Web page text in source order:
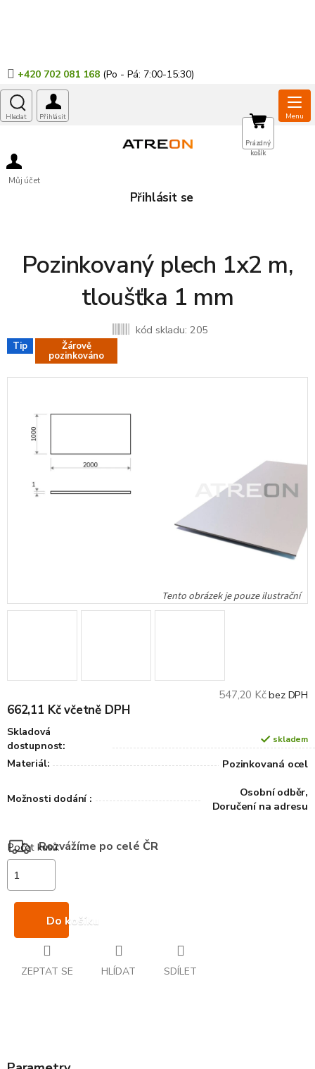
+420 702 081 168
Můj účet
Přihlásit se
NÁKUPNÍ
KOŠÍK
Prázdný
košík
Pozinkovaný plech 1x2 m,
tloušťka 1 mm
kód skladu: 205
Tip Žárově
pozinkováno
547,20 Kčbez DPH
662,11 Kč včetně DPH
Skladová
dostupnost:
skladem
Materiál: Pozinkovaná ocel
Možnosti dodání :
Osobní odběr,
Doručení na adresu
Rozvážíme po celé ČR
Do košíku
ZEPTAT SE HLÍDAT SDÍLET